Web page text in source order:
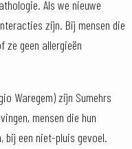
Als we nieuwe
zijn. Bij mensen die
geen allergieën
Waregem) zijn Sumehrs
mensen die hun
bij een niet-pluis gevoel.